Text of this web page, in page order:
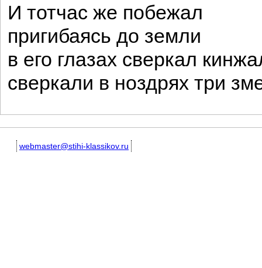
И тотчас же побежал
пригибаясь до земли
в его глазах сверкал
сверкали в ноздрях три
webmaster@stihi-klassikov.ru